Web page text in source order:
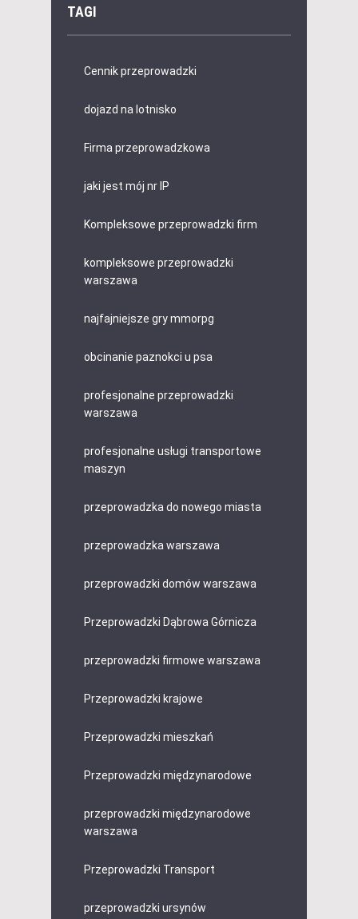
TAGI
Cennik przeprowadzki
dojazd na lotnisko
Firma przeprowadzkowa
jaki jest mój nr IP
Kompleksowe przeprowadzki firm
kompleksowe przeprowadzki
warszawa
najfajniejsze gry mmorpg
obcinanie paznokci u psa
profesjonalne przeprowadzki
warszawa
profesjonalne usługi transportowe
maszyn
przeprowadzka do nowego miasta
przeprowadzka warszawa
przeprowadzki domów warszawa
Przeprowadzki Dąbrowa Górnicza
przeprowadzki firmowe warszawa
Przeprowadzki krajowe
Przeprowadzki mieszkań
Przeprowadzki międzynarodowe
przeprowadzki międzynarodowe
warszawa
Przeprowadzki Transport
przeprowadzki ursynów